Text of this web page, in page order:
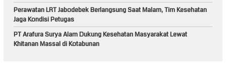
Perawatan LRT Jabodebek Berlangsung Saat Malam, Tim Kesehatan
Jaga Kondisi Petugas
PT Arafura Surya Alam Dukung Kesehatan Masyarakat Lewat
Khitanan Massal di Kotabunan